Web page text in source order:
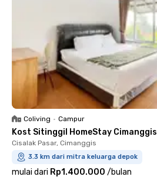
Coliving • Campur
Kost Sitinggil HomeStay Cimanggis
Cisalak Pasar, Cimanggis
3.3 km dari mitra keluarga depok
mulai dari Rp1.400.000 /bulan